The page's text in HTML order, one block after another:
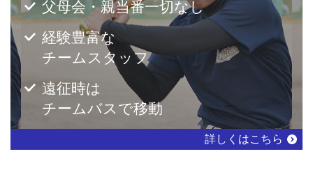
父母会・親当番一切なし
経験豊富な
チームスタッフ
遠征時は
チームバスで移動
詳しくはこちら